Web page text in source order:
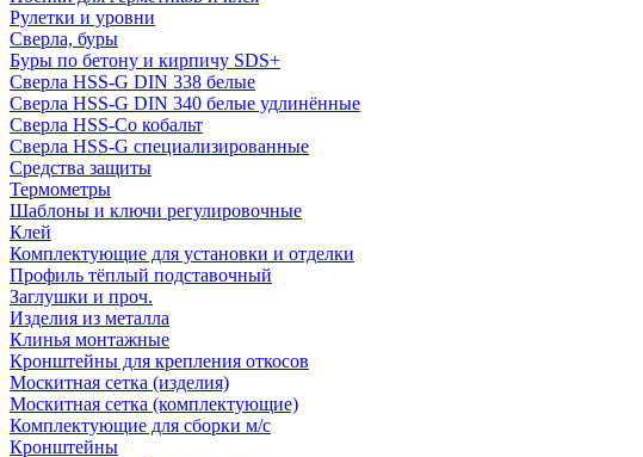
Рулетки и уровни
Сверла, буры
Буры по бетону и кирпичу SDS+
Сверла HSS-G DIN 338 белые
Сверла HSS-G DIN 340 белые удлинённые
Сверла HSS-Co кобальт
Сверла HSS-G специализированные
Средства защиты
Термометры
Шаблоны и ключи регулировочные
Клей
Комплектующие для установки и отделки
Профиль тёплый подставочный
Заглушки и проч.
Изделия из металла
Клинья монтажные
Кронштейны для крепления откосов
Москитная сетка (изделия)
Москитная сетка (комплектующие)
Комплектующие для сборки м/с
Кронштейны